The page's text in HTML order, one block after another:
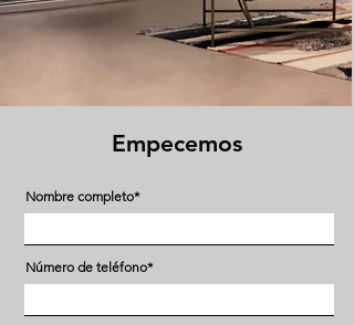
Empecemos
Nombre completo*
Número de teléfono*